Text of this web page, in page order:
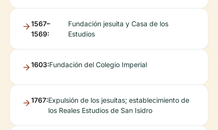
1567–
1569:
Fundación jesuita y Casa de los
Estudios
1603:Fundación del Colegio Imperial
1767:Expulsión de los jesuitas; establecimiento de
los Reales Estudios de San Isidro